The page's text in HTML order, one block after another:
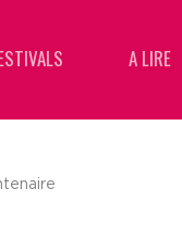
A LIRE